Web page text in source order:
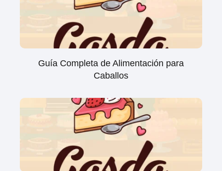
Guía Completa de Alimentación para
Caballos